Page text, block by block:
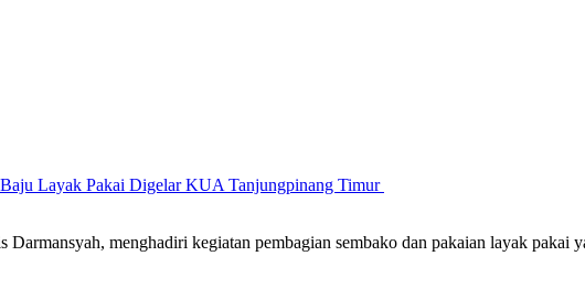
Layak Pakai Digelar KUA Tanjungpinang Timur
menghadiri kegiatan pembagian sembako dan pakaian layak pakai